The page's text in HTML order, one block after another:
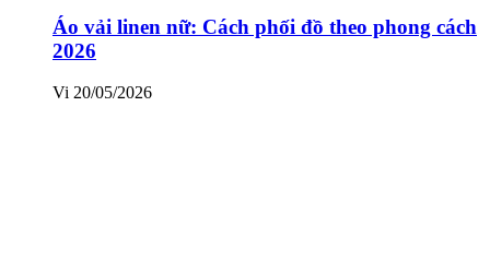
Áo vải linen nữ: Cách phối đồ theo phong cách
2026
Vi 20/05/2026